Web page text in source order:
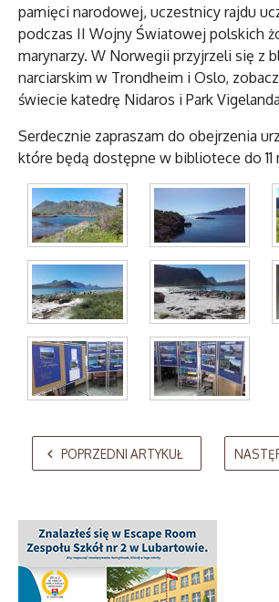
pamięci narodowej, uczestnicy rajdu
podczas II Wojny Światowej polskich
marynarzy. W Norwegii przyjrzeli się z
narciarskim w Trondheim i Oslo,
świecie katedrę Nidaros i Park
Serdecznie zapraszam do obejrzenia
które będą dostępne w bibliotece do 11
AdmirorGallery 5.2.0, author/sVasiljevski Kekeljevic.
POPRZEDNI ARTYKUŁ